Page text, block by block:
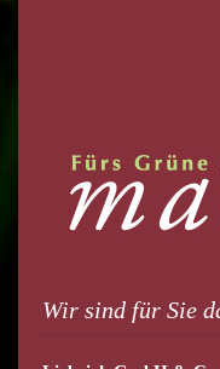
Wir sind für Sie